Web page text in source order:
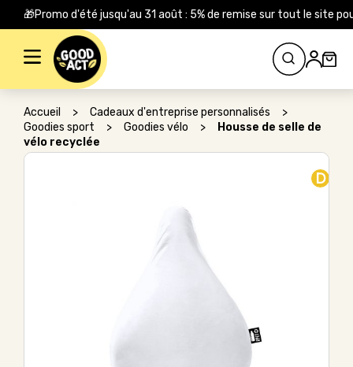
🎁Promo d'été jusqu'au 31 août : 5% de remise sur tout le site
Rechercher :
Accueil > Cadeaux d'entreprise personnalisés
>
Goodies sport
> Goodies vélo >
Housse de selle de
vélo recyclée
D